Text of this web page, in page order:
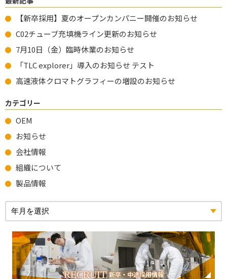
【新卒採用】夏のオープンカンパニー開催のお知らせ
C02チューブ充填機ライン更新のお知らせ
7月10日（金）臨時休業のお知らせ
「TLC explorer」導入のお知らせ テスト
高速液体クロマトグラフィーの増設のお知らせ
カテゴリー
OEM
お知らせ
会社情報
組織について
製品情報
RECRUIT 新卒・中途採用情報